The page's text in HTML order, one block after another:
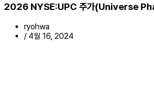
2026 NYSE:UPC 주가(Universe
ryohwa
/ 4월 16, 2024